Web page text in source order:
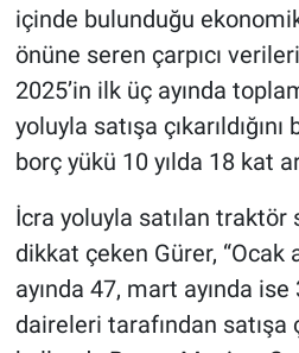
içinde bulunduğu
önüne seren çarpıcı
2025’in ilk üç ayında
yoluyla satışa
borç yükü 10 yılda 18 kat
İcra yoluyla satılan traktör
dikkat çeken Gürer, “Ocak
ayında 47, mart ayında
daireleri tarafından satışa